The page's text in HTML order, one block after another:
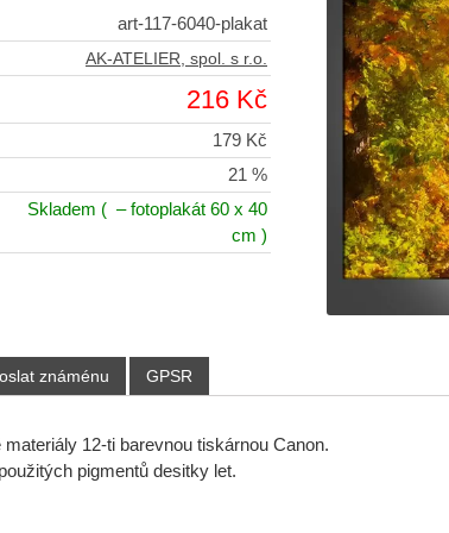
art-117-6040-plakat
AK-ATELIER, spol. s r.o.
216 Kč
179 Kč
21 %
Skladem ( – fotoplakát 60 x 40
cm )
známénu GPSR
12-ti barevnou tiskárnou Canon.
pigmentů desitky let.